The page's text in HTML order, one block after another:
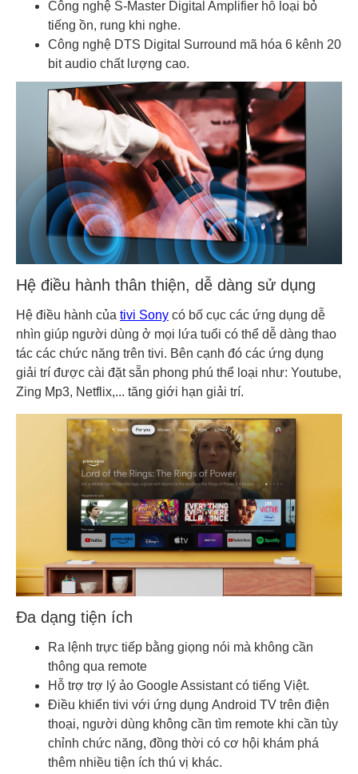
Công nghệ S-Master Digital Amplifier hỗ loại bỏ
tiếng ồn, rung khi nghe.
Công nghệ DTS Digital Surround mã hóa 6 kênh 20
bit audio chất lượng cao.
Hệ điều hành thân thiện, dễ dàng sử dụng
Hệ điều hành của tivi Sony có bố cục các ứng dụng dễ
nhìn giúp người dùng ở mọi lứa tuổi có thể dễ dàng thao
tác các chức năng trên tivi. Bên cạnh đó các ứng dụng
giải trí được cài đặt sẵn phong phú thể loại như: Youtube,
Zing Mp3, Netflix,... tăng giới hạn giải trí.
Đa dạng tiện ích
Ra lệnh trực tiếp bằng giọng nói mà không cần
thông qua remote
Hỗ trợ trợ lý ảo Google Assistant có tiếng Việt.
Điều khiển tivi với ứng dụng Android TV trên điện
thoại, người dùng không cần tìm remote khi cần tùy
chỉnh chức năng, đồng thời có cơ hội khám phá
thêm nhiều tiện ích thú vị khác.